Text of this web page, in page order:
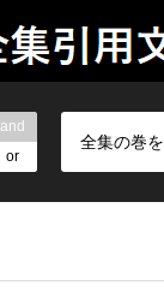
and
or
全集の巻